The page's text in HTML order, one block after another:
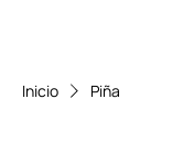
Inicio Piña